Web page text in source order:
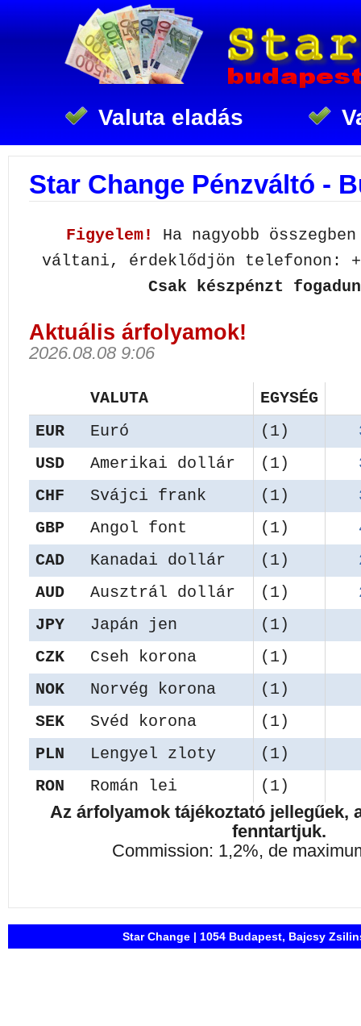
Valuta eladás
Star Change Pénzváltó -
Figyelem!
Ha nagyobb
váltani, érdeklődjön telefonon:
Csak készpénzt
Aktuális árfolyamok!
2026.08.08 9:06
VALUTA
EGYSÉG
EUR
Euró (1)
USD
Amerikai dollár (1)
CHF
Svájci frank (1)
GBP
Angol font (1)
CAD
Kanadai dollár (1)
AUD
Ausztrál dollár (1)
JPY
Japán jen
(1)
CZK
Cseh korona
(1)
NOK
Norvég korona
(1)
SEK
Svéd korona
(1)
PLN
Lengyel zloty
(1)
RON
Román lei (1)
Az árfolyamok tájékoztató jellegűek,
fenntartjuk.
Commission: 1,2%, de
Star Change | 1054 Budapest, Bajcsy